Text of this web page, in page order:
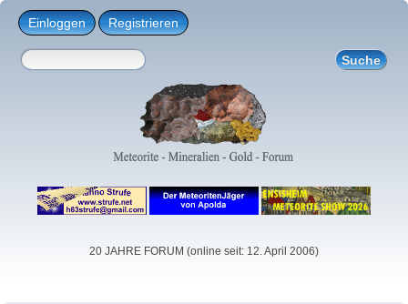
Einloggen Registrieren
20 JAHRE FORUM (online seit: 12. April 2006)